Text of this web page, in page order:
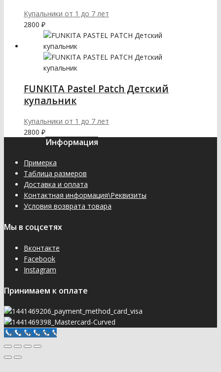
Купальники от 1 до 7 лет
2800 ₽
FUNKITA Pastel Patch Детский
купальник
Купальники от 1 до 7 лет
2800 ₽
Информация
Примерка
Таблица размеров
Доставка и оплата
Контактная информация\Реквизиты
Условия возврата товара
Мы в соцсетях
Вконтакте
Facebook
Instagram
Принимаем к оплате
Call Now Button